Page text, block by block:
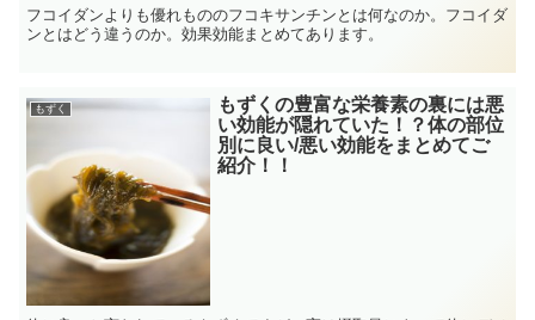
フコイダンよりも優れもののフコキサンチンとは何なのか。フコイダ
ンとはどう違うのか。効果効能まとめてあります。
もずく
もずくの豊富な栄養素の裏には悪
い効能が隠れていた！？体の部位
別に良い/悪い効能をまとめてご
紹介！！